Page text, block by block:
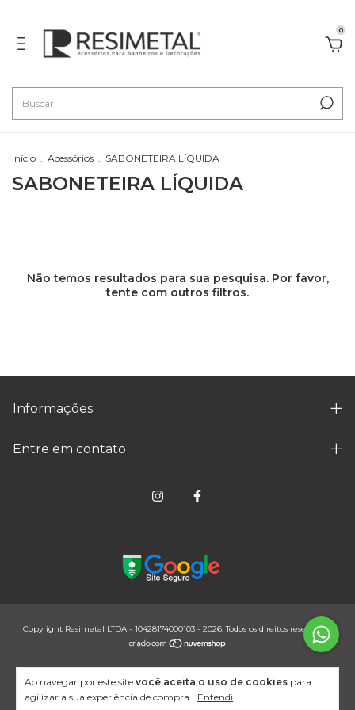
0
Ao navegar por este site você aceita o uso de cookies para
agilizar a sua experiência de compra. Entendi
Início . Acessórios . SABONETEIRA LÍQUIDA
SABONETEIRA LÍQUIDA
Não temos resultados para sua pesquisa. Por favor,
tente com outros filtros.
Informações
Entre em contato
Copyright Resimetal LTDA - 10428174000103 - 2026. Todos os direitos reservados.